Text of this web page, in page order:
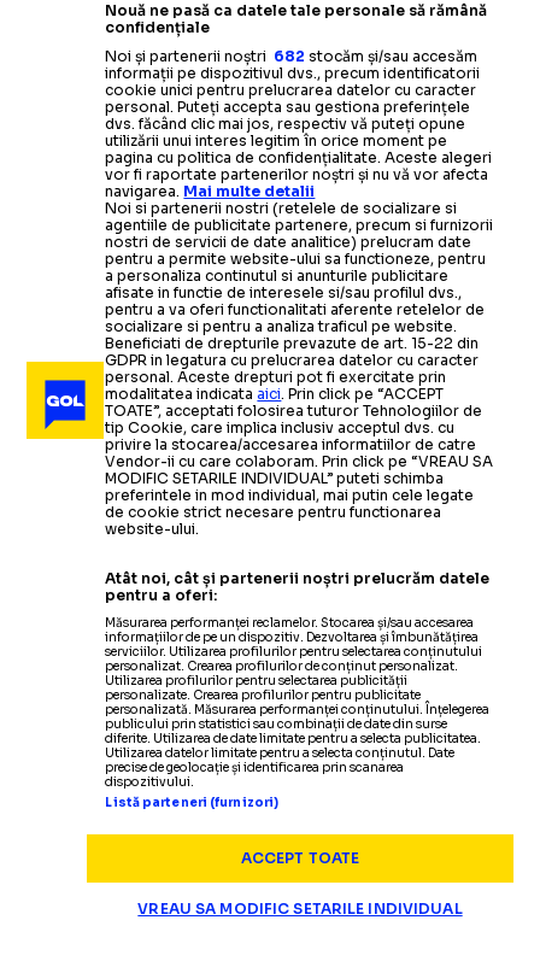
„LA NAIBA, NU MĂ MAI ÎNTORC ACOLO!”
Nouă ne pasă ca datele tale personale să rămână
confidențiale
Noi și partenerii noștri 682 stocăm și/sau accesăm
informații pe dispozitivul dvs., precum identificatorii
cookie unici pentru prelucrarea datelor cu caracter
personal. Puteți accepta sau gestiona preferințele
dvs. făcând clic mai jos, respectiv vă puteți opune
utilizării unui interes legitim în orice moment pe
pagina cu politica de confidențialitate. Aceste alegeri
vor fi raportate partenerilor noștri și nu vă vor afecta
navigarea. Mai multe detalii
Noi si partenerii nostri (retelele de socializare si
agentiile de publicitate partenere, precum si furnizorii
nostri de servicii de date analitice) prelucram date
pentru a permite website-ului sa functioneze, pentru
a personaliza continutul si anunturile publicitare
afisate in functie de interesele si/sau profilul dvs.,
pentru a va oferi functionalitati aferente retelelor de
socializare si pentru a analiza traficul pe website.
Beneficiati de drepturile prevazute de art. 15-22 din
GDPR in legatura cu prelucrarea datelor cu caracter
personal. Aceste drepturi pot fi exercitate prin
modalitatea indicataaici. Prin click pe “ACCEPT
TOATE”, acceptati folosirea tuturor Tehnologiilor de
tip Cookie, care implica inclusiv acceptul dvs. cu
privire la stocarea/accesarea informatiilor de catre
Vendor-ii cu care colaboram. Prin click pe “VREAU SA
MODIFIC SETARILE INDIVIDUAL” puteti schimba
preferintele in mod individual, mai putin cele legate
de cookie strict necesare pentru functionarea
website-ului.
Atât noi, cât și partenerii noștri prelucrăm datele
pentru a oferi:
Măsurarea performanței reclamelor. Stocarea și/sau accesarea
informațiilor de pe un dispozitiv. Dezvoltarea și îmbunătățirea
serviciilor. Utilizarea profilurilor pentru selectarea conținutului
personalizat. Crearea profilurilor de conținut personalizat.
Utilizarea profilurilor pentru selectarea publicității
personalizate. Crearea profilurilor pentru publicitate
personalizată. Măsurarea performanței conținutului. Înțelegerea
publicului prin statistici sau combinații de date din surse
diferite. Utilizarea de date limitate pentru a selecta publicitatea.
Utilizarea datelor limitate pentru a selecta conținutul. Date
precise de geolocație și identificarea prin scanarea
dispozitivului.
Listă parteneri (furnizori)
ACCEPT TOATE
VREAU SA MODIFIC SETARILE INDIVIDUAL